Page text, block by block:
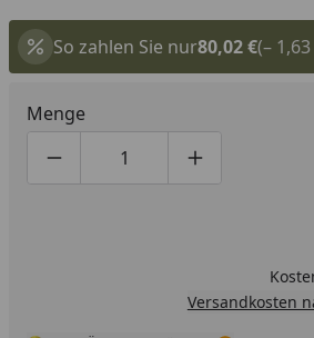
So zahlen Sie nur80,02 €(–
Menge
Produktmenge um eins
Produktmenge
Versandkosten